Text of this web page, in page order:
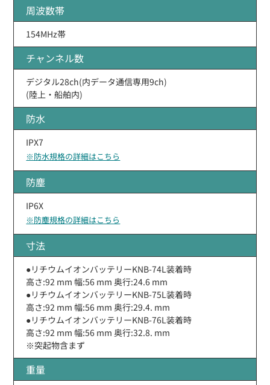
周波数帯
154MHz帯
チャンネル数
デジタル28ch(内データ通信専用9ch)
(陸上・船舶内)
防水
IPX7
※防水規格の詳細はこちら
防塵
IP6X
※防塵規格の詳細はこちら
寸法
●リチウムイオンバッテリーKNB-74L装着時
高さ:92 mm 幅:56 mm 奥行:24.6 mm
●リチウムイオンバッテリーKNB-75L装着時
高さ:92 mm 幅:56 mm 奥行:29.4. mm
●リチウムイオンバッテリーKNB-76L装着時
高さ:92 mm 幅:56 mm 奥行:32.8. mm
※突起物含まず
重量